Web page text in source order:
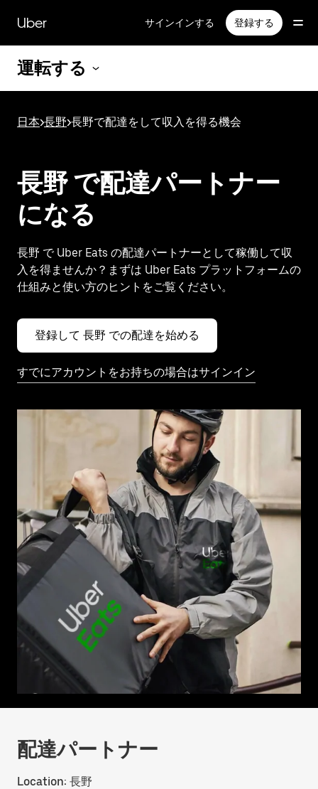
ン
Uber サインインする 登録する
運転する
日本>長野>長野で配達をして収入を得る機会
長野 で配達パートナー
になる
長野 で Uber Eats の配達パートナーとして稼働して収
入を得ませんか？まずは Uber Eats プラットフォームの
仕組みと使い方のヒントをご覧ください。
登録して 長野 での配達を始める
すでにアカウントをお持ちの場合はサインイン
配達パートナー
Location: 長野